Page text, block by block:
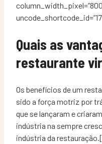
Quais as
restaurante
Os benefícios de um
sido a força motriz por
que se lançaram e
indústria na sempre
indústria da